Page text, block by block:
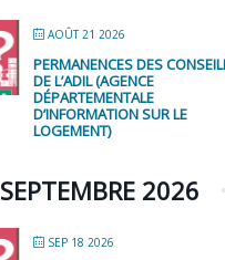
AOÛT 21 2026
PERMANENCES DES
DE L’ADIL (AGENCE
DÉPARTEMENTALE
D’INFORMATION SUR LE
LOGEMENT)
SEPTEMBRE 2026
SEP 18 2026